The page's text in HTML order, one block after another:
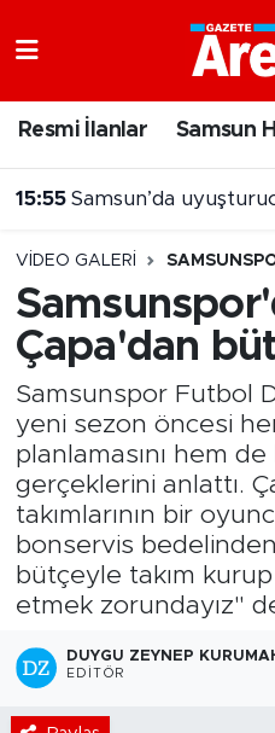
Resmi İlanlar Samsun
15:55 Samsun’da uyuşturucu
VIDEO GALERI
Çapa'dan
Samsunspor Futbol
yeni sezon öncesi
planlamasını hem
gerçeklerini anlattı.
takımlarının bir
bonservis
bütçeyle takım
etmek zorundayız"
DUYGU ZEYNEP
EDITÖR
Samsun Namaz
Süper Lig Puan
Tüm Manşetler
Son Dakika
Haber Arşivi